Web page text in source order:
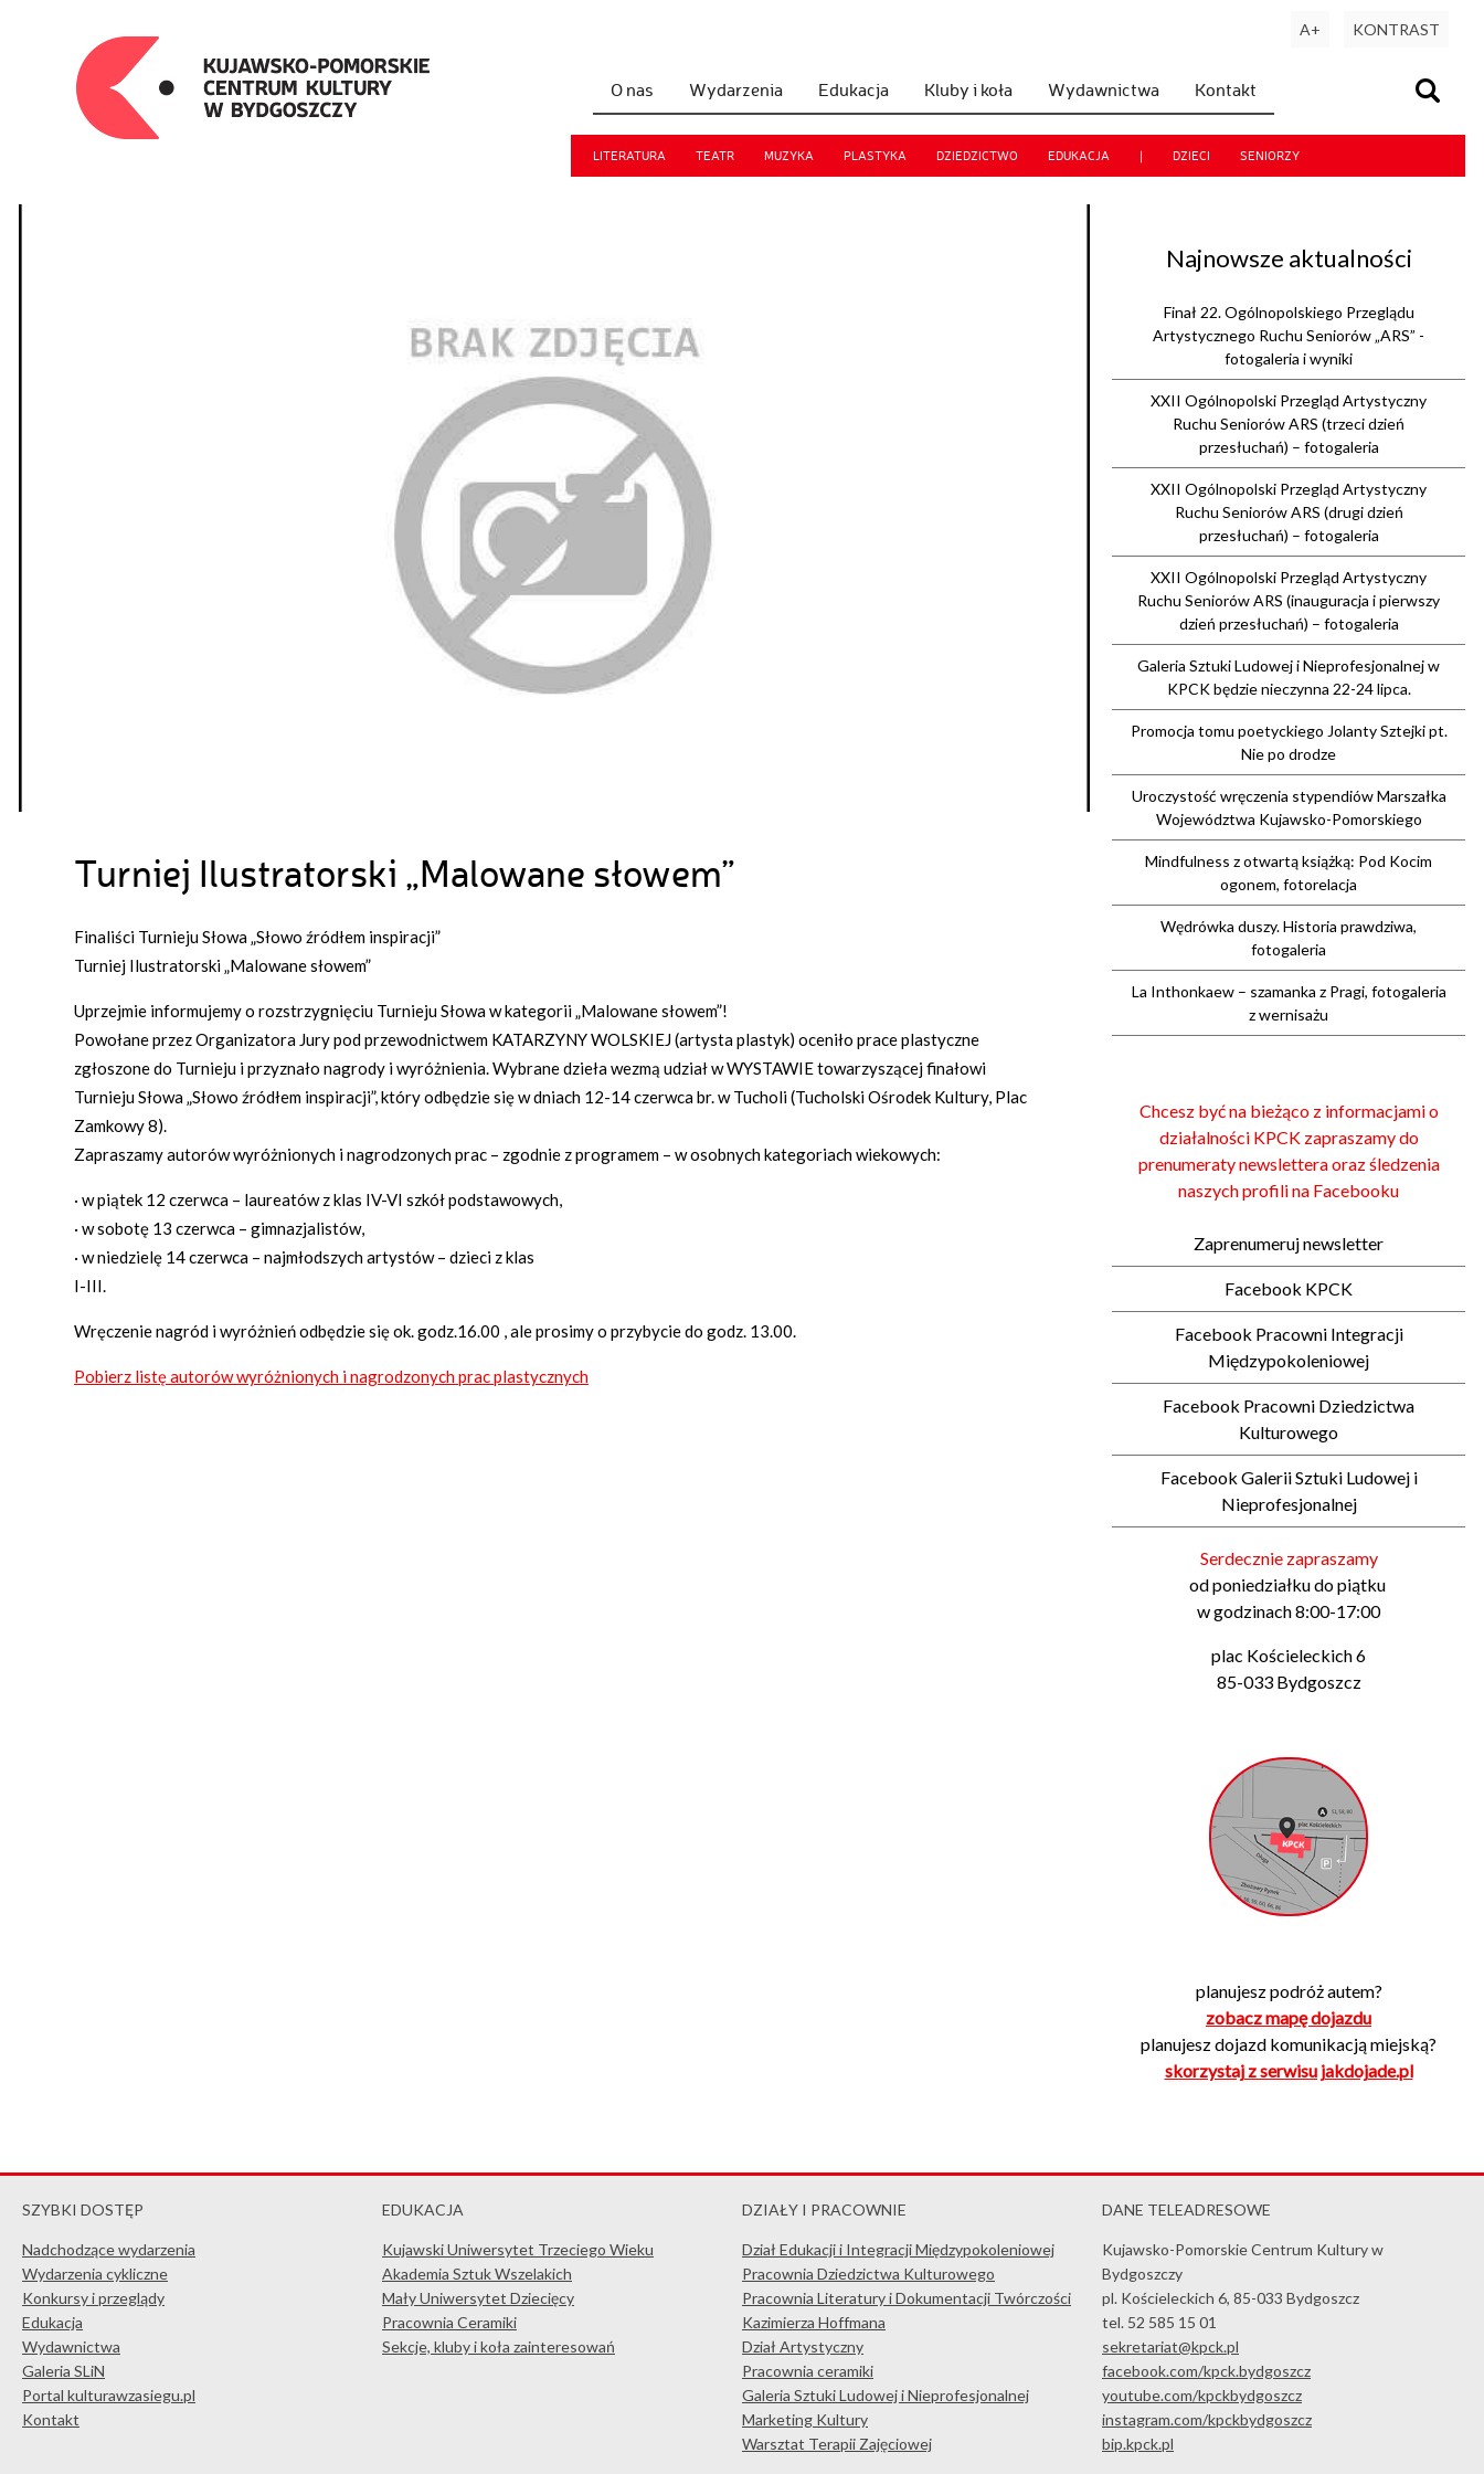
O nas Wydarzenia Edukacja Kluby i koła Wydawnictwa Kontakt
LITERATURA TEATR MUZYKA PLASTYKA DZIEDZICTWO EDUKACJA | DZIECI SENIORZY
A+ KONTRAST
Turniej Ilustratorski „Malowane słowem”
Finaliści Turnieju Słowa „Słowo źródłem inspiracji”
Turniej Ilustratorski „Malowane słowem”
Uprzejmie informujemy o rozstrzygnięciu Turnieju Słowa w kategorii „Malowane słowem”!
Powołane przez Organizatora Jury pod przewodnictwem KATARZYNY WOLSKIEJ (artysta plastyk) oceniło prace plastyczne
zgłoszone do Turnieju i przyznało nagrody i wyróżnienia. Wybrane dzieła wezmą udział w WYSTAWIE towarzyszącej finałowi
Turnieju Słowa „Słowo źródłem inspiracji”, który odbędzie się w dniach 12-14 czerwca br. w Tucholi (Tucholski Ośrodek Kultury, Plac
Zamkowy 8).
Zapraszamy autorów wyróżnionych i nagrodzonych prac – zgodnie z programem – w osobnych kategoriach wiekowych:
· w piątek 12 czerwca – laureatów z klas IV-VI szkół podstawowych,
· w sobotę 13 czerwca – gimnazjalistów,
· w niedzielę 14 czerwca – najmłodszych artystów – dzieci z klas
I-III.
Wręczenie nagród i wyróżnień odbędzie się ok. godz.16.00 , ale prosimy o przybycie do godz. 13.00.
Pobierz listę autorów wyróżnionych i nagrodzonych prac plastycznych
Najnowsze aktualności
Finał 22. Ogólnopolskiego Przeglądu
Artystycznego Ruchu Seniorów „ARS” -
fotogaleria i wyniki
XXII Ogólnopolski Przegląd Artystyczny
Ruchu Seniorów ARS (trzeci dzień
przesłuchań) – fotogaleria
XXII Ogólnopolski Przegląd Artystyczny
Ruchu Seniorów ARS (drugi dzień
przesłuchań) – fotogaleria
XXII Ogólnopolski Przegląd Artystyczny
Ruchu Seniorów ARS (inauguracja i pierwszy
dzień przesłuchań) – fotogaleria
Galeria Sztuki Ludowej i Nieprofesjonalnej w
KPCK będzie nieczynna 22-24 lipca.
Promocja tomu poetyckiego Jolanty Sztejki pt.
Nie po drodze
Uroczystość wręczenia stypendiów Marszałka
Województwa Kujawsko-Pomorskiego
Mindfulness z otwartą książką: Pod Kocim
ogonem, fotorelacja
Wędrówka duszy. Historia prawdziwa,
fotogaleria
La Inthonkaew – szamanka z Pragi, fotogaleria
z wernisażu
Chcesz być na bieżąco z informacjami o
działalności KPCK zapraszamy do
prenumeraty newslettera oraz śledzenia
naszych profili na Facebooku
Zaprenumeruj newsletter
Facebook KPCK
Facebook Pracowni Integracji
Międzypokoleniowej
Facebook Pracowni Dziedzictwa
Kulturowego
Facebook Galerii Sztuki Ludowej i
Nieprofesjonalnej
Serdecznie zapraszamy
od poniedziałku do piątku
w godzinach 8:00-17:00
plac Kościeleckich 6
85-033 Bydgoszcz
planujesz podróż autem?
zobacz mapę dojazdu
planujesz dojazd komunikacją miejską?
skorzystaj z serwisu jakdojade.pl
SZYBKI DOSTĘP
Nadchodzące wydarzenia
Wydarzenia cykliczne
Konkursy i przeglądy
Edukacja
Wydawnictwa
Galeria SLiN
Portal kulturawzasiegu.pl
Kontakt
EDUKACJA
Kujawski Uniwersytet Trzeciego Wieku
Akademia Sztuk Wszelakich
Mały Uniwersytet Dziecięcy
Pracownia Ceramiki
Sekcje, kluby i koła zainteresowań
DZIAŁY I PRACOWNIE
Dział Edukacji i Integracji Międzypokoleniowej
Pracownia Dziedzictwa Kulturowego
Pracownia Literatury i Dokumentacji Twórczości
Kazimierza Hoffmana
Dział Artystyczny
Pracownia ceramiki
Galeria Sztuki Ludowej i Nieprofesjonalnej
Marketing Kultury
Warsztat Terapii Zajęciowej
DANE TELEADRESOWE
Kujawsko-Pomorskie Centrum Kultury w
Bydgoszczy
pl. Kościeleckich 6, 85-033 Bydgoszcz
tel. 52 585 15 01
sekretariat@kpck.pl
facebook.com/kpck.bydgoszcz
youtube.com/kpckbydgoszcz
instagram.com/kpckbydgoszcz
bip.kpck.pl